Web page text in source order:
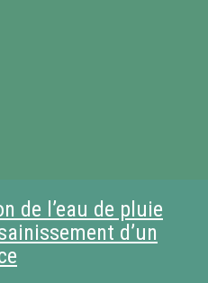
de l’eau de pluie
d’un